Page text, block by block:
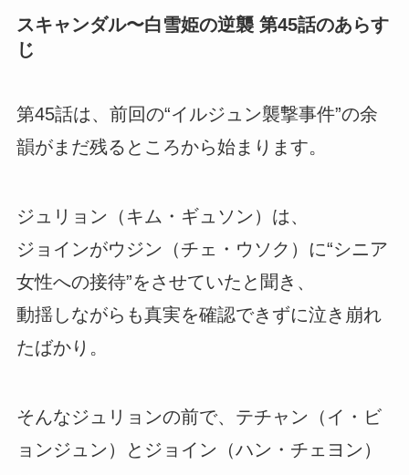
スキャンダル〜白雪姫の逆襲 第45話のあらす
じ
第45話は、前回の“イルジュン襲撃事件”の余
韻がまだ残るところから始まります。
ジュリョン（キム・ギュソン）は、
ジョインがウジン（チェ・ウソク）に“シニア
女性への接待”をさせていたと聞き、
動揺しながらも真実を確認できずに泣き崩れ
たばかり。
そんなジュリョンの前で、テチャン（イ・ビ
ョンジュン）とジョイン（ハン・チェヨン）